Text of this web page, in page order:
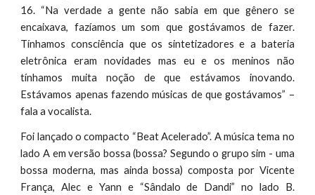
16. “Na verdade a gente não sabia em que gênero se
encaixava, fazíamos um som que gostávamos de fazer.
Tínhamos consciência que os sintetizadores e a bateria
eletrônica eram novidades mas eu e os meninos não
tínhamos muita noção de que estávamos inovando.
Estávamos apenas fazendo músicas de que gostávamos” –
fala a vocalista.
Foi lançado o compacto “Beat Acelerado”. A música tema no
lado A em versão bossa (bossa? Segundo o grupo sim - uma
bossa moderna, mas ainda bossa) composta por Vicente
França, Alec e Yann e “Sândalo de Dandi” no lado B.